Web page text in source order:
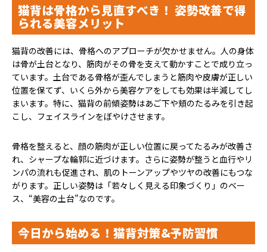
猫背は骨格から見直すべき！ 姿勢改善で得
られる美容メリット
猫背の改善には、骨格へのアプローチが欠かせません。人の身体
は骨が土台となり、筋肉がその骨を支えて動かすことで成り立っ
ています。土台である骨格が歪んでしまうと筋肉や皮膚が正しい
位置を保てず、いくら外から美容ケアをしても効果は半減してし
まいます。特に、猫背の前傾姿勢はあご下や頬のたるみを引き起
こし、フェイスラインをぼやけさせます。
骨格を整えると、顔の筋肉が正しい位置に戻ってたるみが改善さ
れ、シャープな輪郭に近づけます。さらに姿勢が整うと血行やリ
ンパの流れも促進され、肌のトーンアップやツヤの改善にもつな
がります。正しい姿勢は「若々しく見える印象づくり」のベー
ス、“美容の土台”なのです。
今日から始める！猫背対策&予防習慣